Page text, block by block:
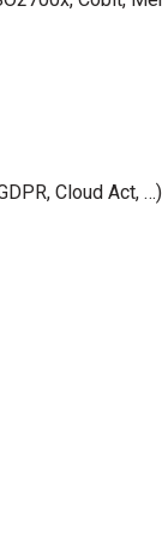
Cloud Act,